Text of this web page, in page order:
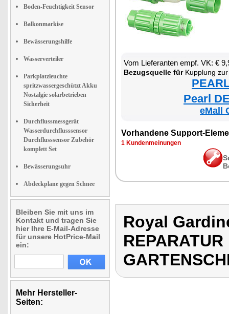
Boden-Feuchtigkeit Sensor
Balkonmarkise
Bewässerungshilfe
Wasserverteiler
Parkplatzleuchte
spritzwassergeschützt Akku
Nostalgie solarbetrieben
Sicherheit
Durchflussmessgerät
Wasserdurchflusssensor
Durchflusssensor Zubehör
komplett Set
Bewässerungsuhr
Abdeckplane gegen Schnee
Bleiben Sie mit uns im
Kontakt und tragen Sie
hier Ihre E-Mail-Adresse
für unsere HotPrice-Mail
ein:
Mehr Hersteller-
Seiten:
Vom Lieferanten empf. VK: €
Bezugsquelle fürKupplung zur Reparatur
Pearl
eMall
Vorhandene Support-
1 Kundenmeinungen
Royal